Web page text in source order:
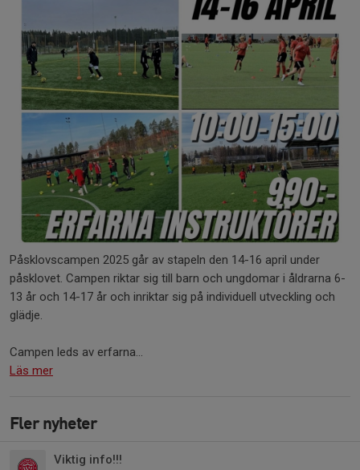
Påsklovscampen 2025 går av stapeln den 14-16 april under
påsklovet. Campen riktar sig till barn och ungdomar i åldrarna 6-
13 år och 14-17 år och inriktar sig på individuell utveckling och
glädje.
Campen leds av erfarna...
Läs mer
Fler nyheter
Viktig info!!!